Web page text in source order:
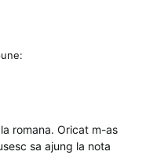
romana. Oricat m-as
sa ajung la nota